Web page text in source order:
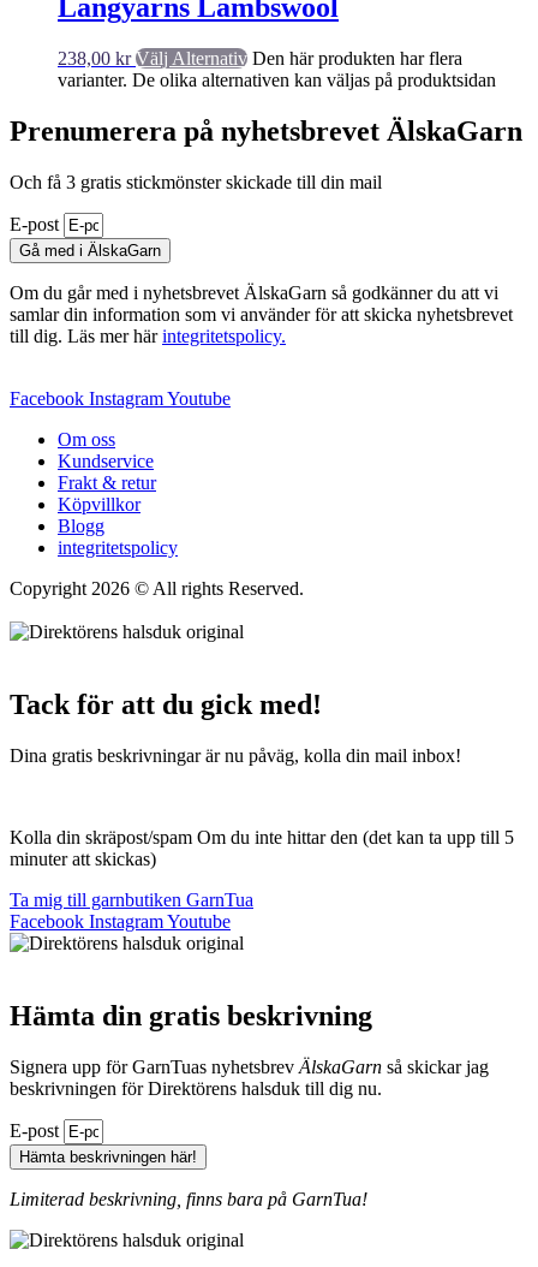
Langyarns Lambswool
238,00 kr Välj Alternativ Den här produkten har flera
varianter. De olika alternativen kan väljas på produktsidan
Prenumerera på nyhetsbrevet ÄlskaGarn
Och få 3 gratis stickmönster skickade till din mail
E-post
Gå med i ÄlskaGarn
Om du går med i nyhetsbrevet ÄlskaGarn så godkänner du att vi
samlar din information som vi använder för att skicka nyhetsbrevet
till dig. Läs mer härintegritetspolicy.
Facebook InstagramYoutube
Om oss
Kundservice
Frakt & retur
Köpvillkor
Blogg
integritetspolicy
Copyright 2026 © All rights Reserved.
Tack för att du gick med!
Dina gratis beskrivningar är nu påväg, kolla din mail inbox!
Kolla din skräpost/spam Om du inte hittar den (det kan ta upp till 5
minuter att skickas)
Ta mig till garnbutiken GarnTua
Facebook InstagramYoutube
Hämta din gratis beskrivning
Signera upp för GarnTuas nyhetsbrev ÄlskaGarn så skickar jag
beskrivningen för Direktörens halsduk till dig nu.
E-post
Hämta beskrivningen här!
Limiterad beskrivning, finns bara på GarnTua!